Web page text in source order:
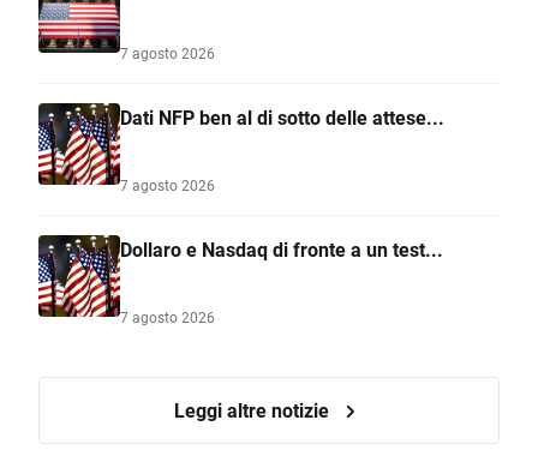
7 agosto 2026
Dati NFP ben al di sotto delle attese...
7 agosto 2026
Dollaro e Nasdaq di fronte a un test...
7 agosto 2026
Leggi altre notizie